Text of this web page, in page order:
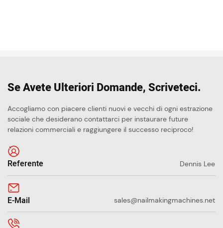
Se Avete Ulteriori Domande, Scriveteci.
Accogliamo con piacere clienti nuovi e vecchi di ogni estrazione
sociale che desiderano contattarci per instaurare future
relazioni commerciali e raggiungere il successo reciproco!
Referente Dennis Lee
E-Mail sales@nailmakingmachines.net